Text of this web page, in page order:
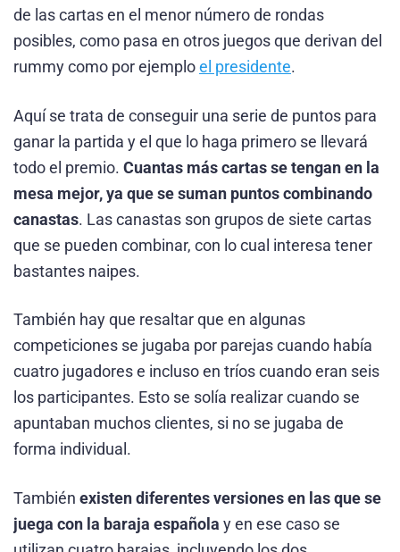
de las cartas en el menor número de rondas
posibles, como pasa en otros juegos que derivan del
rummy como por ejemplo el presidente.
Aquí se trata de conseguir una serie de puntos para
ganar la partida y el que lo haga primero se llevará
todo el premio. Cuantas más cartas se tengan en la
mesa mejor, ya que se suman puntos combinando
canastas. Las canastas son grupos de siete cartas
que se pueden combinar, con lo cual interesa tener
bastantes naipes.
También hay que resaltar que en algunas
competiciones se jugaba por parejas cuando había
cuatro jugadores e incluso en tríos cuando eran seis
los participantes. Esto se solía realizar cuando se
apuntaban muchos clientes, si no se jugaba de
forma individual.
También existen diferentes versiones en las que se
juega con la baraja española y en ese caso se